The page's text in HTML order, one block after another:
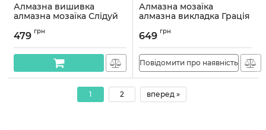
Алмазна вишивка
алмазна мозаїка Слідуй
OG00222SS
Артикул:OG00222SS
479 грн
Алмазна мозаїка
алмазна викладка Грація
Артикул:
649 грн
Повідомити про наявність
1 2 вперед »